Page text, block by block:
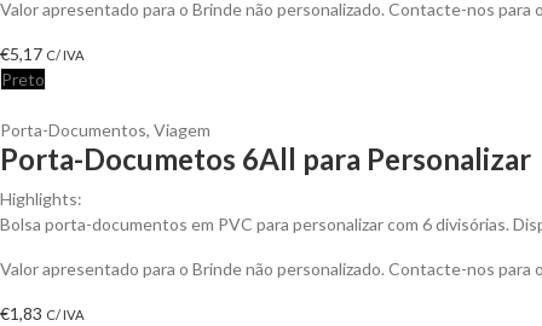
Valor apresentado para o Brinde não personalizado. Contacte-nos
€5,17 C/ IVA
Preto
Porta-Documentos, Viagem
Porta-Documetos 6All para Personalizar
Highlights:
Bolsa porta-documentos em PVC para personalizar com 6 divisórias.
Valor apresentado para o Brinde não personalizado. Contacte-nos
€1,83 C/ IVA